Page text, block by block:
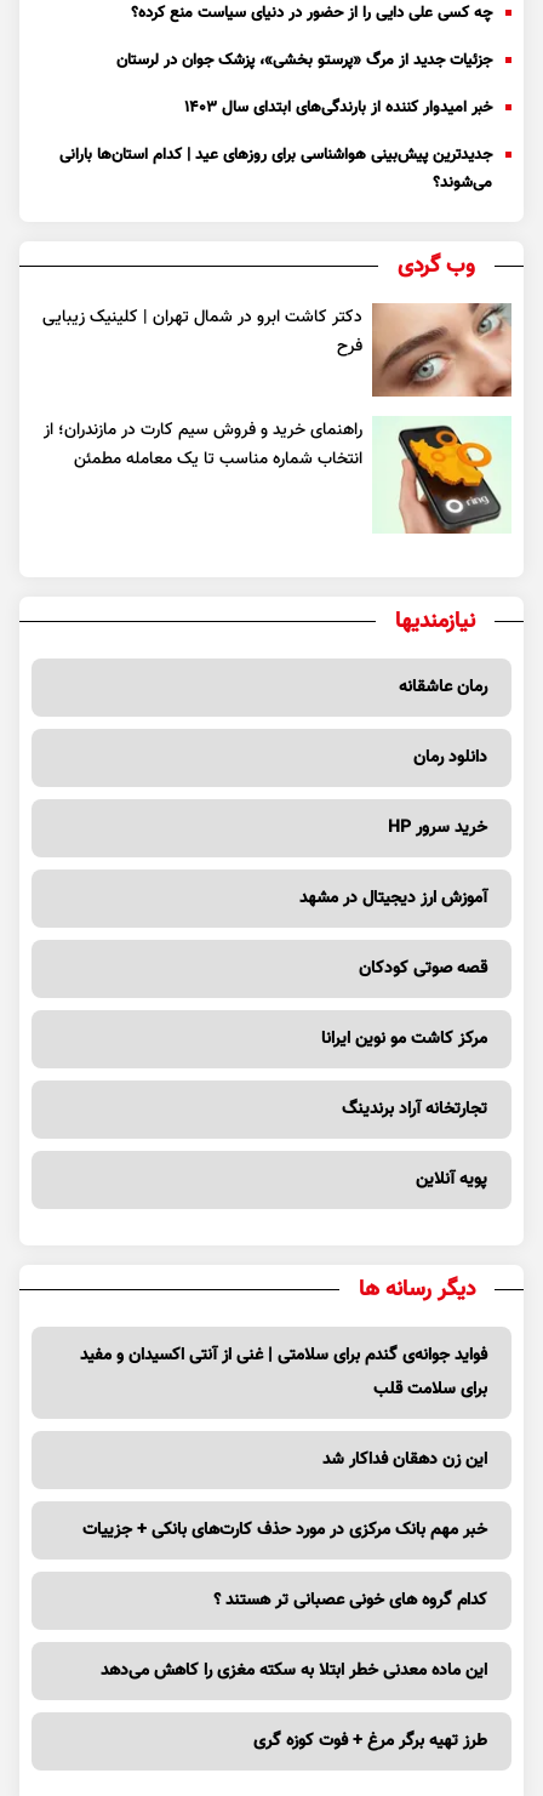
چه کسی علی دایی را از حضور در دنیای سیاست منع کرده؟
جزئیات جدید از مرگ «پرستو بخشی»، پزشک جوان در لرستان
خبر امیدوار کننده از بارندگی‌های ابتدای سال ۱۴۰۳
جدیدترین پیش‌بینی هواشناسی برای روزهای عید | کدام استان‌ها بارانی
می‌شوند؟
وب گردی
دکتر کاشت ابرو در شمال تهران | کلینیک زیبایی
فرح
راهنمای خرید و فروش سیم کارت در مازندران؛ از
انتخاب شماره مناسب تا یک معامله مطمئن
نیازمندیها
رمان عاشقانه
دانلود رمان
خرید سرور HP
آموزش ارز دیجیتال در مشهد
قصه صوتی کودکان
مرکز کاشت مو نوین ایرانا
تجارتخانه آراد برندینگ
پویه آنلاین
دیگر رسانه ها
فواید جوانه‌ی گندم برای سلامتی | غنی از آنتی اکسیدان و مفید
برای سلامت قلب
این زن دهقان فداکار شد
خبر مهم بانک مرکزی در مورد حذف کارت‌های بانکی + جزییات
کدام گروه های خونی عصبانی تر هستند ؟
این ماده معدنی خطر ابتلا به سکته مغزی را کاهش می‌دهد
طرز تهیه برگر مرغ + فوت کوزه گری